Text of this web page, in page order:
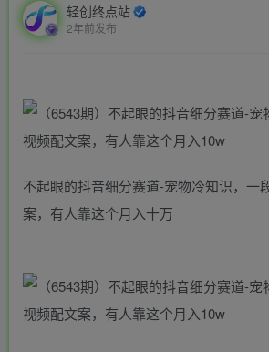
轻创终点站
2年前发布
不起眼的抖音细分赛道-宠物冷知识，一
案，有人靠这个月入十万